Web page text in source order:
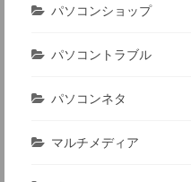
パソコンショップ
パソコントラブル
パソコンネタ
マルチメディア